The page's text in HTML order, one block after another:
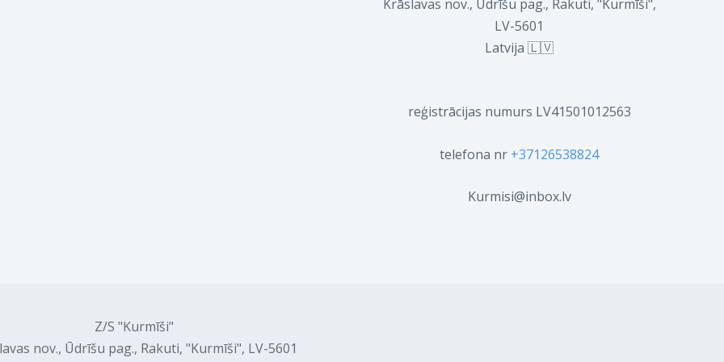
Krāslavas nov., Ūdrīšu pag., Rakuti, "Kurmīši",
LV-5601
Latvija 🇱🇻
reģistrācijas numurs LV41501012563
telefona nr +37126538824
Kurmisi@inbox.lv
Z/S "Kurmīši"
nov., Ūdrīšu pag., Rakuti, "Kurmīši", LV-5601